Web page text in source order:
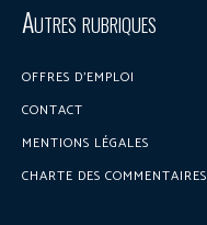
Autres rubriques
OFFRES D’EMPLOI
CONTACT
MENTIONS LÉGALES
CHARTE DES COMMENTAIRES